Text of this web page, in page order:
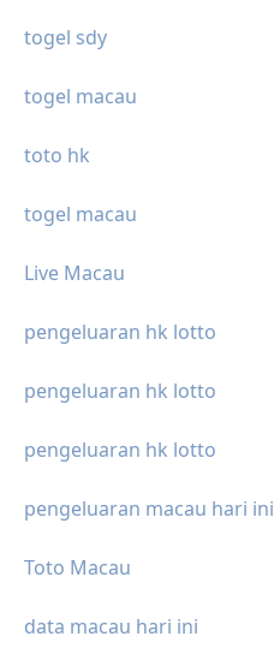
togel sdy
togel macau
toto hk
togel macau
Live Macau
pengeluaran hk lotto
pengeluaran hk lotto
pengeluaran hk lotto
pengeluaran macau hari ini
Toto Macau
data macau hari ini